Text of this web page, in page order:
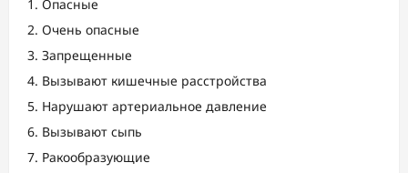
Опасные
Очень опасные
Запрещенные
Вызывают кишечные расстройства
Нарушают артериальное давление
Вызывают сыпь
Ракообразующие